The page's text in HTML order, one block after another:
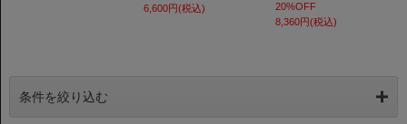
6,600円(税込)
20%OFF
8,360円(税込)
条件を絞り込む